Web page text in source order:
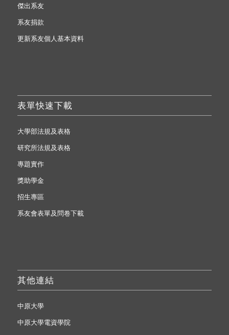
傑出系友
系友捐款
更新系友個人基本資料
表單快速下載
大學部法規及表格
研究所法規及表格
專題實作
獎助學金
招生專區
系友會表單及問卷下載
其他連結
中原大學
中原大學電資學院